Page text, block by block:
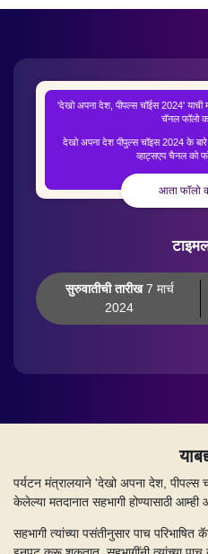
सुरुवातीची तारीख7 मार्च
2024
'देखो अपना देश, पीपल्स चॉईस 2024' याची
चॅनल फॉलो
देखो अपना देश पीपुल्स चॉइस 2024 के बारे
व्हाट्सएप चैनल को
आता फॉलो
पर्यटन मंत्रालयाने 'देखो अपना देश, पीपल्स
केलेल्या मतदानात सहभागी होण्यासाठी
सहभागी त्यांच्या पसंतीनुसार पाच